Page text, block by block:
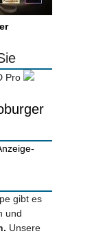
Pro
gibt es
und
Unsere